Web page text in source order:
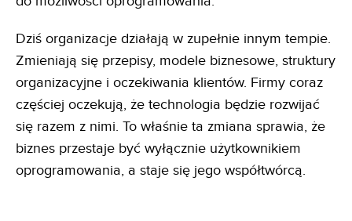
Dziś organizacje działają w zupełnie innym tempie.
Zmieniają się przepisy, modele biznesowe, struktury
organizacyjne i oczekiwania klientów. Firmy coraz
częściej oczekują, że technologia będzie rozwijać
się razem z nimi. To właśnie ta zmiana sprawia, że
biznes przestaje być wyłącznie użytkownikiem
oprogramowania, a staje się jego współtwórcą.